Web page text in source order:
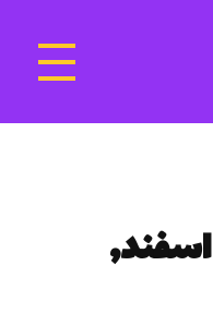
بایگانی روزانه: ۱۰ اسفند,